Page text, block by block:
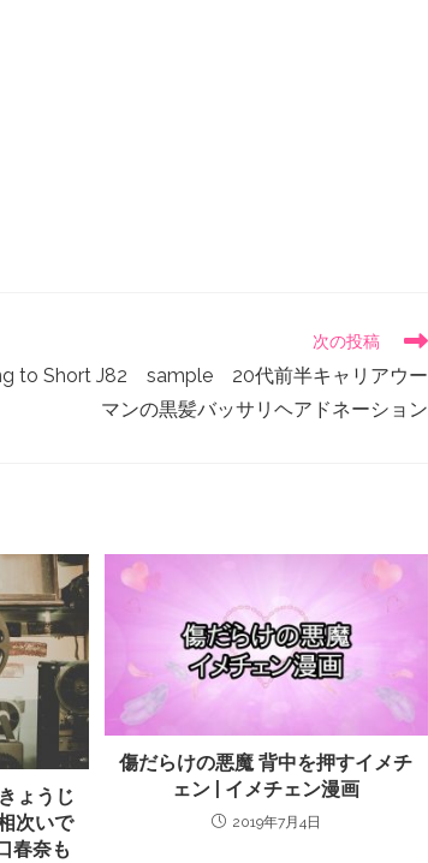
次の投稿
to Short J82 sample 20代前半キャリアウー
マンの黒髪バッサリヘアドネーション
ょうじ
次いで
春奈も
傷だらけの悪魔 背中を押すイメチ
ェン | イメチェン漫画
2019年7月4日